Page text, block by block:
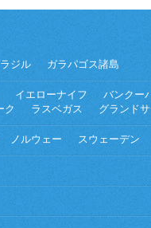
ジル ガラパゴス諸島
イエローナイフ バンクー
ク ラスベガス グランド
ノルウェー スウェーデン